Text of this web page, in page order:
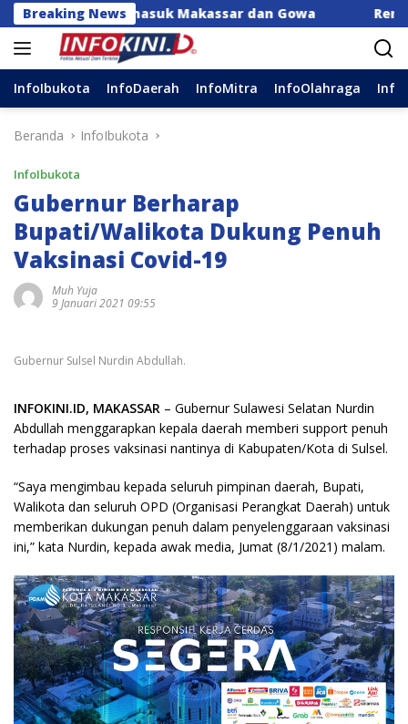
Langsung
ke
konten
Breaking News
Termasuk Makassar dan Gowa Rencana Revisi
InfoIbukota InfoDaerah InfoMitra InfoOlahraga
Beranda InfoIbukota
InfoIbukota
Gubernur Berharap
Bupati/Walikota Dukung Penuh
Vaksinasi Covid-19
Muh Yuja
9 Januari 2021 09:55
Gubernur Sulsel Nurdin Abdullah.
INFOKINI.ID, MAKASSAR – Gubernur Sulawesi Selatan Nurdin
Abdullah menggarapkan kepala daerah memberi support penuh
terhadap proses vaksinasi nantinya di Kabupaten/Kota di Sulsel.
“Saya mengimbau kepada seluruh pimpinan daerah, Bupati,
Walikota dan seluruh OPD (Organisasi Perangkat Daerah) untuk
memberikan dukungan penuh dalam penyelenggaraan vaksinasi
ini,” kata Nurdin, kepada awak media, Jumat (8/1/2021) malam.